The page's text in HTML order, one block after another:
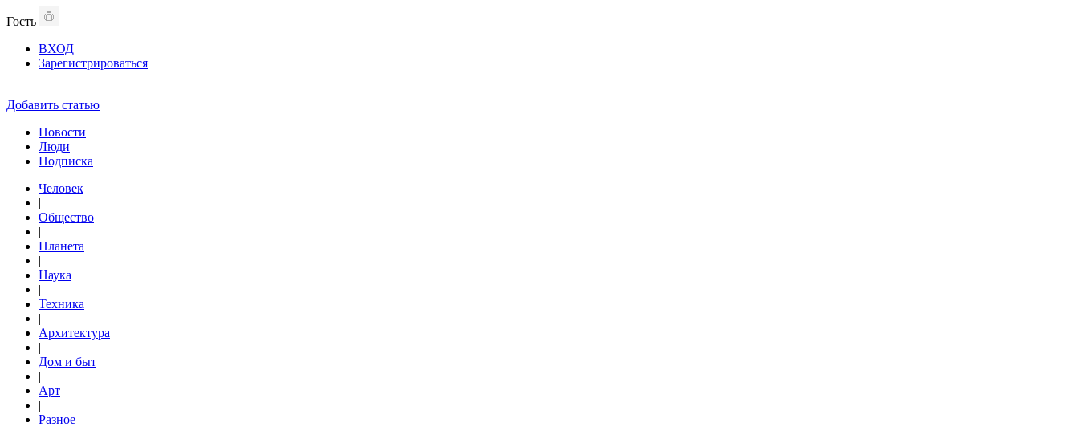
Гость
ВХОД
Зарегистрироваться
Добавить статью
Новости
Люди
Подписка
Человек
|
Общество
|
Планета
|
Наука
|
Техника
|
Архитектура
|
Дом и быт
|
Арт
|
Разное